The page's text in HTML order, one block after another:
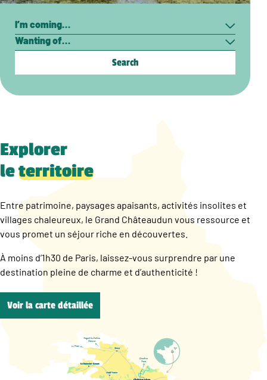
Search
Explorer
leterritoire
Entre patrimoine, paysages apaisants, activités insolites et
villages chaleureux, le Grand Châteaudun vous ressource et
vous promet un séjour riche en découvertes.
À moins d’1h30 de Paris, laissez-vous surprendre par une
destination pleine de charme et d’authenticité !
Voir la carte détaillée